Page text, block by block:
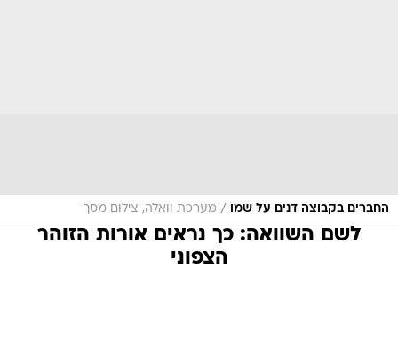
החברים בקבוצה דנים על שמו / מערכת וואלה, צילום מסך
לשם השוואה: כך נראים אורות הזוהר
הצפוני